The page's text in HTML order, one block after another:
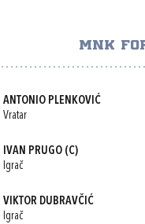
MNK
ANTONIO PLENKOVIĆ
Vratar
IVAN PRUGO (C)
Igrač
VIKTOR DUBRAVČIĆ
Igrač